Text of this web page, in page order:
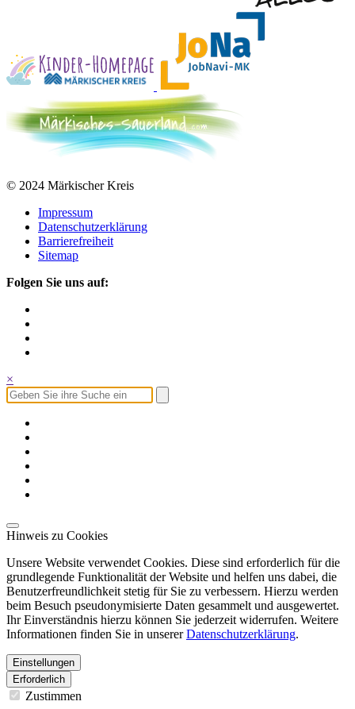
© 2024 Märkischer Kreis
Impressum
Datenschutzerklärung
Barrierefreiheit
Sitemap
Folgen Sie uns auf:
×
Hinweis zu Cookies
Unsere Website verwendet Cookies. Diese sind erforderlich für die
grundlegende Funktionalität der Website und helfen uns dabei, die
Benutzerfreundlichkeit stetig für Sie zu verbessern. Hierzu werden
beim Besuch pseudonymisierte Daten gesammelt und ausgewertet.
Ihr Einverständnis hierzu können Sie jederzeit widerrufen. Weitere
Informationen finden Sie in unsererDatenschutzerklärung.
Einstellungen
Erforderlich
Zustimmen